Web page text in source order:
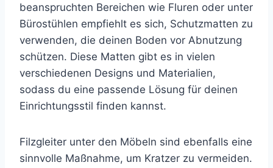
beanspruchten Bereichen wie Fluren oder unter
Bürostühlen empfiehlt es sich, Schutzmatten zu
verwenden, die deinen Boden vor Abnutzung
schützen. Diese Matten gibt es in vielen
verschiedenen Designs und Materialien,
sodass du eine passende Lösung für deinen
Einrichtungsstil finden kannst.
Filzgleiter unter den Möbeln sind ebenfalls eine
sinnvolle Maßnahme, um Kratzer zu vermeiden.